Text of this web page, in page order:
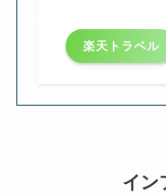
楽天トラベル
イン